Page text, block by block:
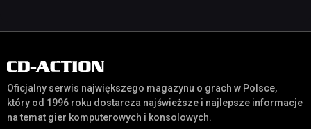
Oficjalny serwis największego magazynu o grach w Polsce,
który od 1996 roku dostarcza najświeższe i najlepsze informacje
na temat gier komputerowych i konsolowych.